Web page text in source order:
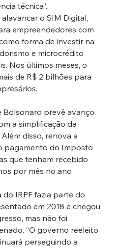
técnica”.
o SIM Digital,
empreendedores com
forma de investir na
e microcrédito
Nos últimos meses, o
de R$ 2 bilhões para
prevê avanço
a simplificação da
disso, renova a
pagamento do Imposto
que tenham recebido
por mês no ano
IRPF fazia parte do
em 2018 e chegou
mas não foi
“O governo reeleito
perseguindo a